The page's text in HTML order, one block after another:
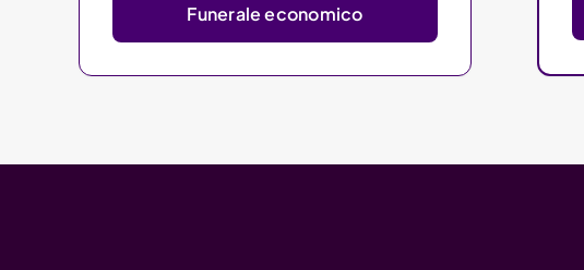
Funerale economico